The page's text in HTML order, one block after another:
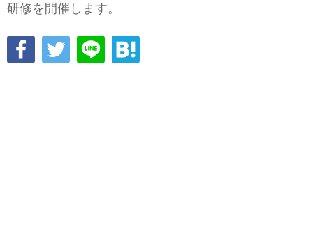
研修を開催します。